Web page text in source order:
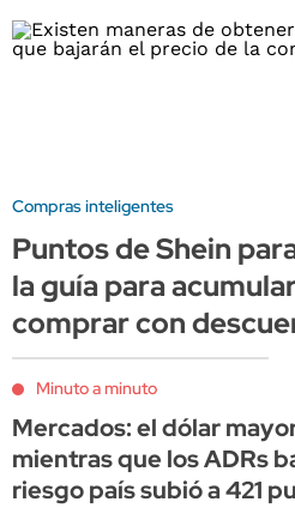
Compras inteligentes
Puntos de Shein
la guía para
comprar con
Minuto a minuto
Mercados: el dólar
mientras que los ADRs
riesgo país subió a 421